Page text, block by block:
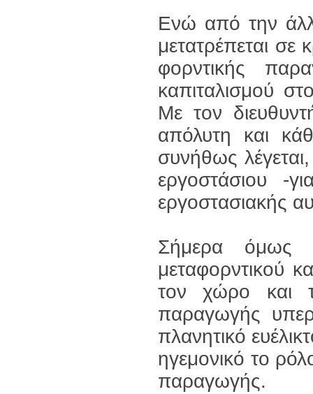
Ενώ από την
μετατρέπεται σε
φορντικής
καπιταλισμού
Με τον
απόλυτη και
συνήθως
εργοστάσιου -
εργοστασιακής
Σήμερα όμως
μεταφορντικού
τον χώρο και
παραγωγής
πλανητικό
ηγεμονικό το
παραγωγής.